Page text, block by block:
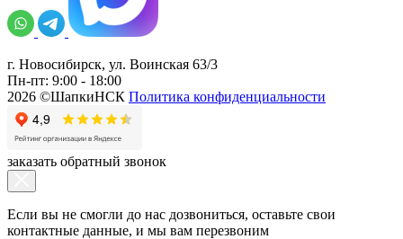
г. Новосибирск, ул. Воинская 63/3
Пн-пт: 9:00 - 18:00
2026 ©ШапкиНСК Политика конфиденциальности
заказать обратный звонок
Если вы не смогли до нас дозвониться, оставьте свои
контактные данные, и мы вам перезвоним